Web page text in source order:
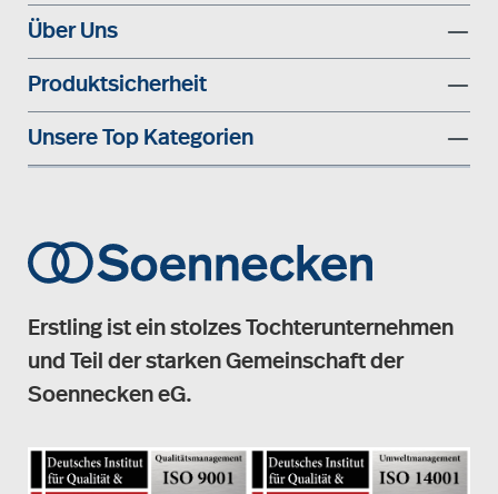
Über Uns
Produktsicherheit
Unsere Top Kategorien
Erstling ist ein stolzes Tochterunternehmen
und Teil der starken Gemeinschaft der
Soennecken eG.